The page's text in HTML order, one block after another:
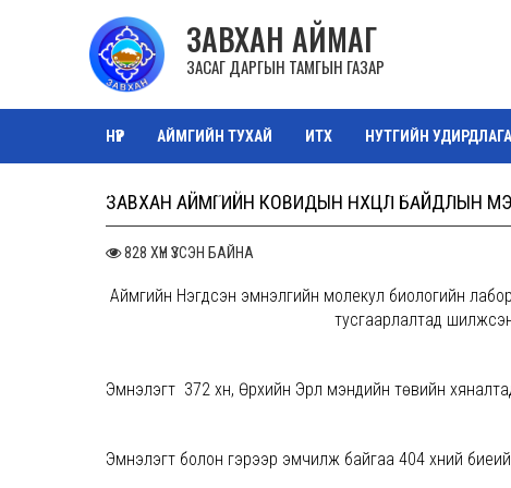
ЗАВХАН АЙМАГ
ЗАСАГ ДАРГЫН ТАМГЫН ГАЗАР
НҮҮР АЙМГИЙН ТУХАЙ ИТХ НУТГИЙН УДИРДЛАГА
ТАЗ САЛБАР ЗӨВЛӨЛ
ЗАВХАН АЙМГИЙН КОВИДЫН НӨХЦӨЛ БАЙДЛЫН
828 ХҮН ҮЗСЭН БАЙНА
Аймгийн Нэгдсэн эмнэлгийн молекул биологийн
тусгаарлалтад
Эмнэлэгт 372 хүн, Өрхийн Эрүүл мэндийн төвийн
Эмнэлэгт болон гэрээр эмчилж байгаа 404 хүний